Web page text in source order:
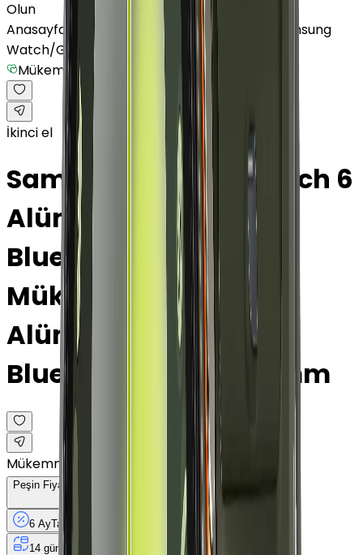
Olun
Anasayfa / Akıllı Saat ve Bileklik/ Akıllı Saat
Samsung
Watch/Galaxy Watch 6
Mükemmel
İkinci el
Samsung Galaxy Watch 6
Alüminyum 44 mm
Bluetooth Wi-Fi Grafit
Mükemmel · Grafit ·
Alüminyum · Silikon ·
Bluetooth Wi-Fi · 44 mm
Mükemmel
Peşin Fiyatına
6 AyTaksit 4 iş
14 gün